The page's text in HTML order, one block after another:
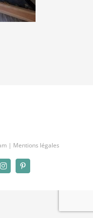
| Mentions légales
InstagramPinterest